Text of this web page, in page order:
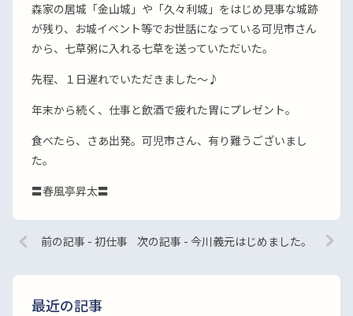
森家の居城「金山城」や「久々利城」をはじめ見事な城跡
が残り、お城イベント等でお世話になっている可児市さん
から、七草粥に入れる七草を送っていただいた。
先程、１日遅れでいただきました〜♪
年末から続く、仕事と飲酒で疲れた胃にプレゼント。
食べたら、さあ出発。可児市さん、有り難うございまし
た。
〓春風亭昇太〓
前の記事 - 初仕事 次の記事 - 今川義元はじめました。
最近の記事